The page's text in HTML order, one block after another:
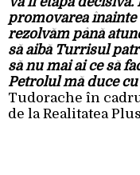
promovarea înainte
rezolvăm până
să aibă Turrisul
să nu mai ai ce să
Petrolul mă duce cu
Tudorache în
de la Realitatea